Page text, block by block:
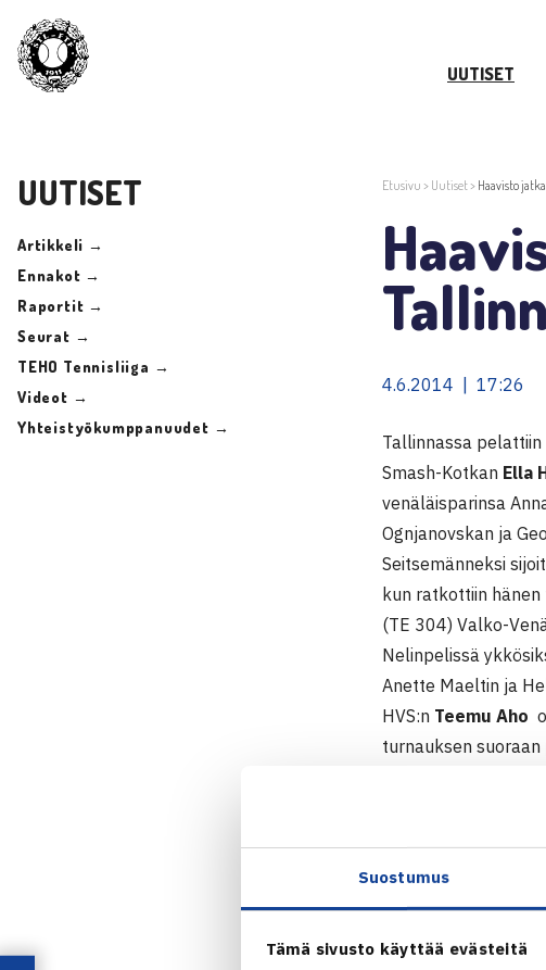
Suostumus
Tämä sivusto käyttää evästeitä
UUTISET
UUTISET
Artikkeli →
Ennakot →
Raportit →
Seurat →
TEHO Tennisliiga →
Videot →
Yhteistyökumppanuudet →
Etusivu > Uutiset> Haavisto
4.6.2014 | 17:26
Tallinnassa
Smash-Kotkan Ella
venäläisparinsa
Ognjanovskan ja
Seitsemänneksi
kun ratkottiin
(TE 304) Valko-
Nelinpelissä
Anette Maeltin ja
HVS:n Teemu Aho
turnauksen
Kaksinpeli